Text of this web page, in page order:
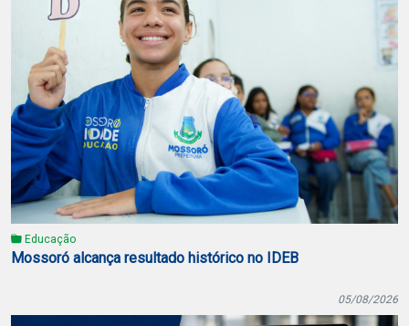
Educação
Mossoró alcança resultado histórico no IDEB
05/08/2026